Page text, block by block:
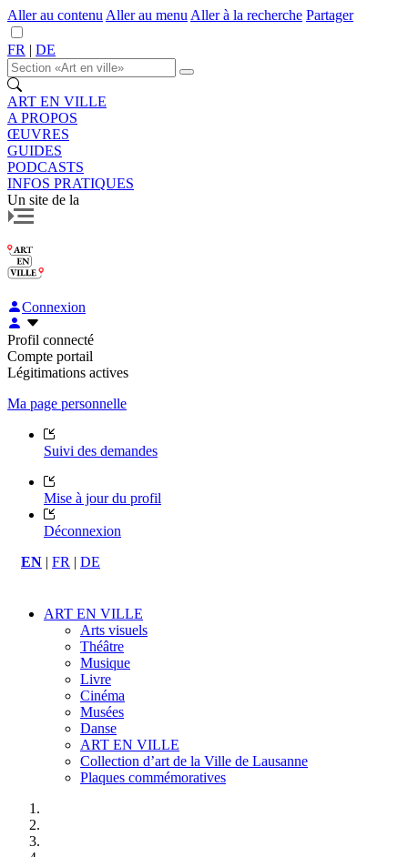
Aller au contenu Aller au menu Aller à la recherche Partager
FR | DE
ART EN VILLE
A PROPOS
ŒUVRES
GUIDES
PODCASTS
INFOS PRATIQUES
Un site de la
Connexion
Profil connecté
Compte portail
Légitimations actives
Ma page personnelle
Suivi des demandes
Mise à jour du profil
Déconnexion
EN | FR | DE
ART EN VILLE
Arts visuels
Théâtre
Musique
Livre
Cinéma
Musées
Danse
ART EN VILLE
Collection d’art de la Ville de Lausanne
Plaques commémoratives